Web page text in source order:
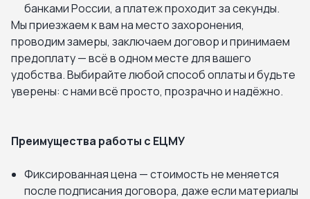
банками России, а платеж проходит за секунды.
Мы приезжаем к вам на место захоронения,
проводим замеры, заключаем договор и принимаем
предоплату — всё в одном месте для вашего
удобства. Выбирайте любой способ оплаты и будьте
уверены: с нами всё просто, прозрачно и надёжно.
Преимущества работы с ЕЦМУ
Фиксированная цена — стоимость не меняется
после подписания договора, даже если материалы